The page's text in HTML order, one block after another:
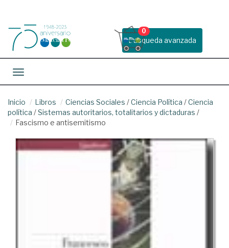
Busqueda avanzada
0
Toggle navigation
Inicio Libros Ciencias Sociales /Ciencia Política /Ciencia
política /Sistemas autoritarios, totalitarios y dictaduras /
Fascismo e antisemitismo